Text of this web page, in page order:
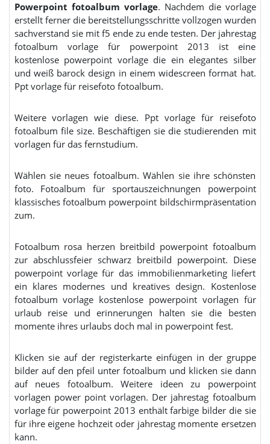
Powerpoint fotoalbum vorlage. Nachdem die vorlage
erstellt ferner die bereitstellungsschritte vollzogen wurden
sachverstand sie mit f5 ende zu ende testen. Der jahrestag
fotoalbum vorlage für powerpoint 2013 ist eine
kostenlose powerpoint vorlage die ein elegantes silber
und weiß barock design in einem widescreen format hat.
Ppt vorlage für reisefoto fotoalbum.
Weitere vorlagen wie diese. Ppt vorlage für reisefoto
fotoalbum file size. Beschäftigen sie die studierenden mit
vorlagen für das fernstudium.
Wählen sie neues fotoalbum. Wählen sie ihre schönsten
foto. Fotoalbum für sportauszeichnungen powerpoint
klassisches fotoalbum powerpoint bildschirmpräsentation
zum.
Fotoalbum rosa herzen breitbild powerpoint fotoalbum
zur abschlussfeier schwarz breitbild powerpoint. Diese
powerpoint vorlage für das immobilienmarketing liefert
ein klares modernes und kreatives design. Kostenlose
fotoalbum vorlage kostenlose powerpoint vorlagen für
urlaub reise und erinnerungen halten sie die besten
momente ihres urlaubs doch mal in powerpoint fest.
Klicken sie auf der registerkarte einfügen in der gruppe
bilder auf den pfeil unter fotoalbum und klicken sie dann
auf neues fotoalbum. Weitere ideen zu powerpoint
vorlagen power point vorlagen. Der jahrestag fotoalbum
vorlage für powerpoint 2013 enthält farbige bilder die sie
für ihre eigene hochzeit oder jahrestag momente ersetzen
kann.